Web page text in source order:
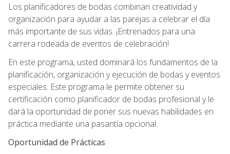
Los planificadores de bodas combinan creatividad y
organización para ayudar a las parejas a celebrar el día
más importante de sus vidas. ¡Entrenados para una
carrera rodeada de eventos de celebración!
En este programa, usted dominará los fundamentos de la
planificación, organización y ejecución de bodas y eventos
especiales. Este programa le permite obtener su
certificación como planificador de bodas profesional y le
dará la oportunidad de poner sus nuevas habilidades en
práctica mediante una pasantía opcional.
Oportunidad de Prácticas